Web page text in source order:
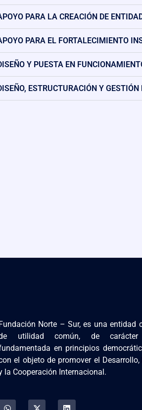
PARA LA CREACIÓN DE
PARA EL FORTALECIMIENTO
Y PUESTA EN
ESTRUCTURACIÓN Y
Norte – Sur, es una entidad
utilidad común, de carácter
en principios
el objeto de promover el
la Cooperación Internacional.